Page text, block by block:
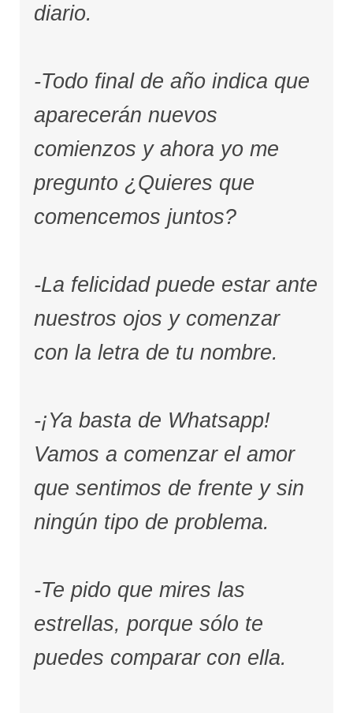
diario.
-Todo final de año indica que
aparecerán nuevos
comienzos y ahora yo me
pregunto ¿Quieres que
comencemos juntos?
-La felicidad puede estar ante
nuestros ojos y comenzar
con la letra de tu nombre.
-¡Ya basta de Whatsapp!
Vamos a comenzar el amor
que sentimos de frente y sin
ningún tipo de problema.
-Te pido que mires las
estrellas, porque sólo te
puedes comparar con ella.